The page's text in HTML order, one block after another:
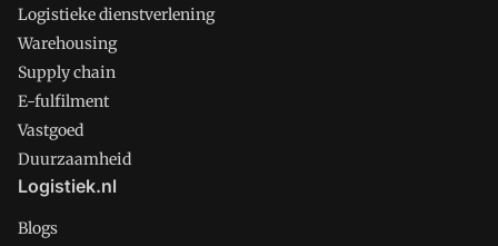
Logistieke dienstverlening
Warehousing
Supply chain
E-fulfilment
Vastgoed
Duurzaamheid
Logistiek.nl
Blogs